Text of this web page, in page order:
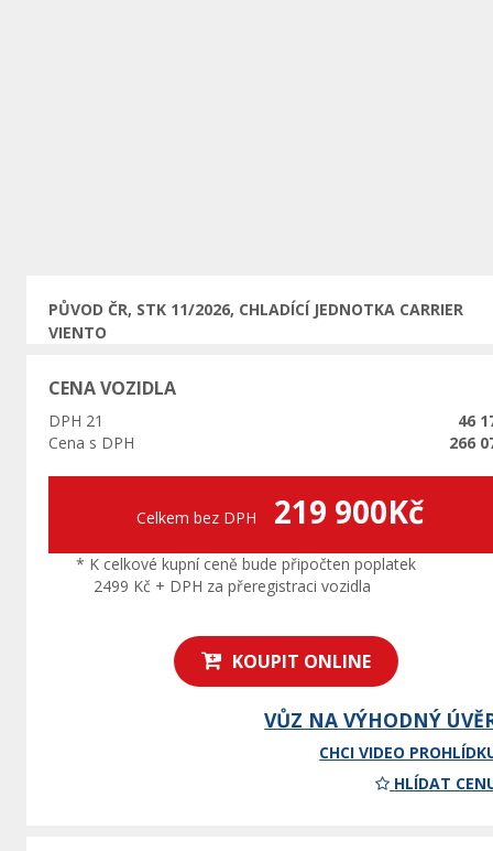
PŮVOD ČR, STK 11/2026, CHLADÍCÍ JEDNOTKA CARRIER
VIENTO
CENA VOZIDLA
DPH 21
46
Cena s DPH
266
Celkem bez DPH 219 900Kč
* K celkové kupní ceně bude připočten poplatek
2499 Kč + DPH za přeregistraci vozidla
KOUPIT ONLINE
VŮZ NA VÝHODNÝ
CHCI VIDEO
HLÍDAT